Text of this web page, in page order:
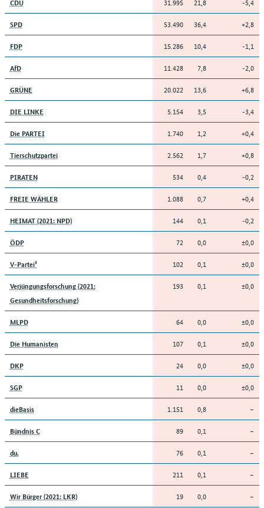
SPD 53.490 36,4 +2,8
FDP 15.286 10,4 -1,1
AfD 11.428 7,8 -2,0
GRÜNE 20.022 13,6 +6,8
DIE LINKE 5.154 3,5 -3,4
Die PARTEI 1.740 1,2 +0,4
Tierschutzpartei 2.562 1,7 +0,8
PIRATEN 534 0,4 -0,2
FREIE WÄHLER 1.088 0,7 +0,4
HEIMAT (2021: NPD) 144 0,1 -0,2
ÖDP 72 0,0 ±0,0
V-Partei³ 102 0,1 ±0,0
Verjüngungsforschung (2021:
Gesundheitsforschung)
193 0,1 ±0,0
MLPD 64 0,0 ±0,0
Die Humanisten 107 0,1 ±0,0
DKP 24 0,0 ±0,0
SGP 11 0,0 ±0,0
dieBasis 1.151 0,8 –
Bündnis C 89 0,1 –
du. 76 0,1 –
LIEBE 211 0,1 –
Wir Bürger (2021: LKR) 19 0,0 –